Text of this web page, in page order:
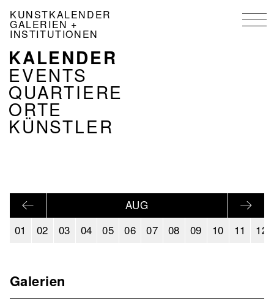
zum
Inhalt
KUNSTKALENDER
GALERIEN +
INSTITUTIONEN
NAVIGATION
KALENDER
DE
KALENDER
EVENTS
QUARTIERE
ORTE
KÜNSTLER
AUG
01
02 03 04 05 06 07 08 09 10 11 12
Galerien